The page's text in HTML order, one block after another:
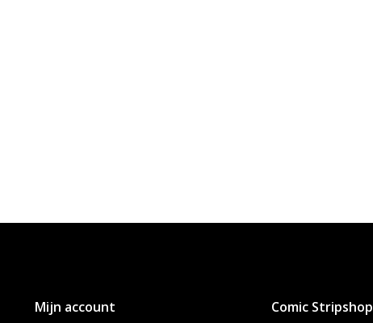
Mijn account Comic Stripshop